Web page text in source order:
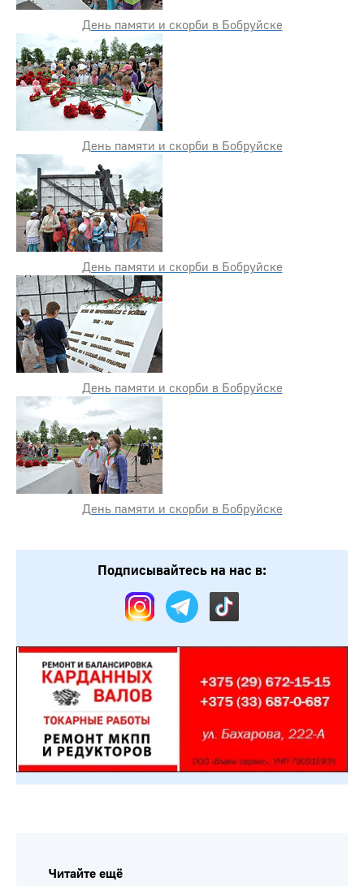
День памяти и скорби в Бобруйске
День памяти и скорби в Бобруйске
День памяти и скорби в Бобруйске
День памяти и скорби в Бобруйске
День памяти и скорби в Бобруйске
Подписывайтесь на нас в:
Читайте ещё